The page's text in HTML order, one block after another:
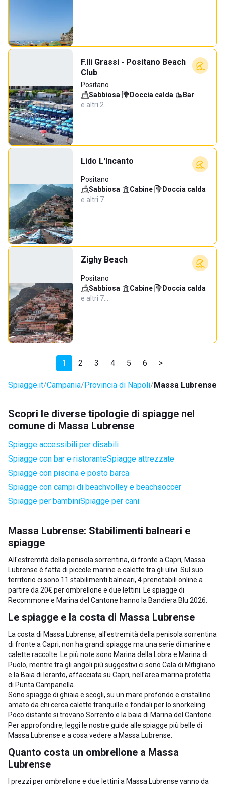
F.lli Grassi - Positano Beach
Club
Positano
Sabbiosa· Doccia calda· Bar·
e altri 2…
Lido L'Incanto
Positano
Sabbiosa· Cabine· Doccia calda·
e altri 7…
Zighy Beach
Positano
Sabbiosa· Cabine· Doccia calda·
e altri 7…
1 2 3 4 5 6 >
Spiagge.it Campania Provincia di Napoli Massa Lubrense
Scopri le diverse tipologie di spiagge nel
comune di Massa Lubrense
Spiagge accessibili per disabili
Spiagge con bar e ristoranteSpiagge attrezzate
Spiagge con piscina e posto barca
Spiagge con campi di beachvolley e beachsoccer
Spiagge per bambiniSpiagge per cani
Massa Lubrense: Stabilimenti balneari e
spiagge
All'estremità della penisola sorrentina, di fronte a Capri, Massa
Lubrense è fatta di piccole marine e calette tra gli ulivi. Sul suo
territorio ci sono 11 stabilimenti balneari, 4 prenotabili online a
partire da 20€ per ombrellone e due lettini. Le spiagge di
Recommone e Marina del Cantone hanno la Bandiera Blu 2026.
Le spiagge e la costa di Massa Lubrense
La costa di Massa Lubrense, all'estremità della penisola sorrentina
di fronte a Capri, non ha grandi spiagge ma una serie di marine e
calette raccolte. Le più note sono Marina della Lobra e Marina di
Puolo, mentre tra gli angoli più suggestivi ci sono Cala di Mitigliano
e la Baia di Ieranto, affacciata su Capri, nell'area marina protetta
di Punta Campanella.
Sono spiagge di ghiaia e scogli, su un mare profondo e cristallino
amato da chi cerca calette tranquille e fondali per lo snorkeling.
Poco distante si trovano Sorrento e la baia di Marina del Cantone
Per approfondire, leggi le nostre guide alle spiagge più belle di
Massa Lubrense e a cosa vedere a Massa Lubrense
Quanto costa un ombrellone a Massa
Lubrense
I prezzi per ombrellone e due lettini a Massa Lubrense vanno da